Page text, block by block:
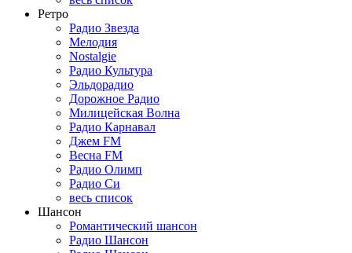
Ретро
Радио Звезда
Мелодия
Nostalgie
Радио Культура
Эльдорадио
Дорожное Радио
Милицейская Волна
Радио Карнавал
Джем FM
Весна FM
Радио Олимп
Радио Си
весь список
Шансон
Романтический шансон
Радио Шансон